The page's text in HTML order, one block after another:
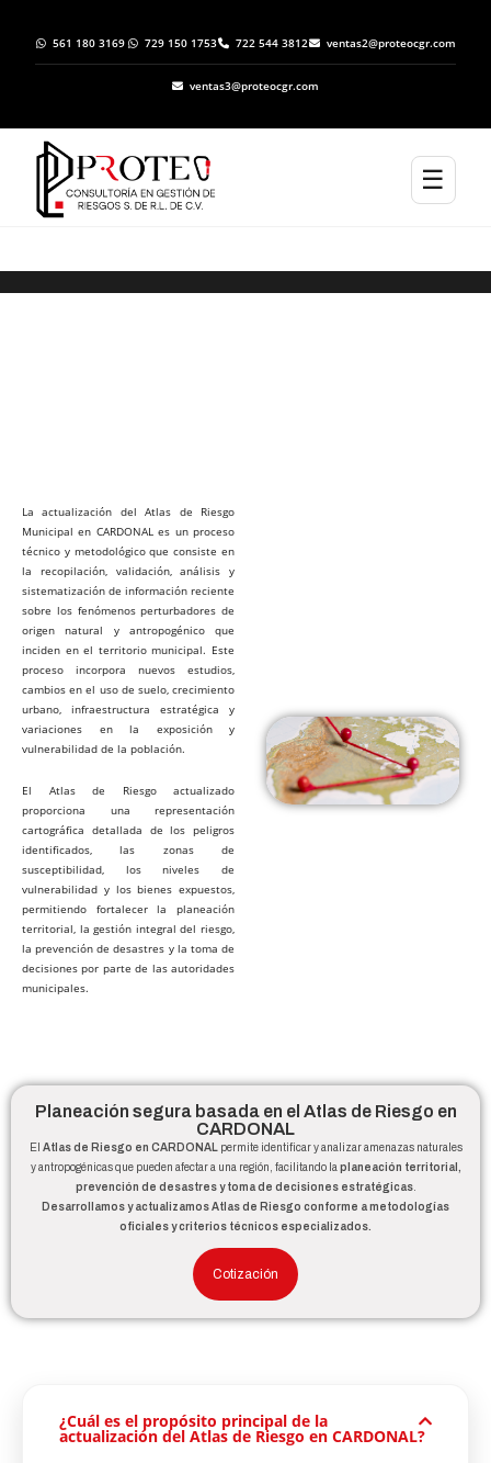
561 180 3169 729 150 1753 722 544 3812 ventas2@proteocgr.com
ventas3@proteocgr.com
☰
La actualización del Atlas de Riesgo
Municipal en CARDONAL es un proceso
técnico y metodológico que consiste en
la recopilación, validación, análisis y
sistematización de información reciente
sobre los fenómenos perturbadores de
origen natural y antropogénico que
inciden en el territorio municipal. Este
proceso incorpora nuevos estudios,
cambios en el uso de suelo, crecimiento
urbano, infraestructura estratégica y
variaciones en la exposición y
vulnerabilidad de la población.
El Atlas de Riesgo actualizado
proporciona una representación
cartográfica detallada de los peligros
identificados, las zonas de
susceptibilidad, los niveles de
vulnerabilidad y los bienes expuestos,
permitiendo fortalecer la planeación
territorial, la gestión integral del riesgo,
la prevención de desastres y la toma de
decisiones por parte de las autoridades
municipales.
Planeación segura basada en el Atlas de Riesgo en
CARDONAL
El Atlas de Riesgo en CARDONAL permite identificar y analizar amenazas naturales
y antropogénicas que pueden afectar a una región, facilitando la planeación territorial,
prevención de desastres y toma de decisiones estratégicas.
Desarrollamos y actualizamos Atlas de Riesgo conforme a metodologías
oficiales y criterios técnicos especializados.
Cotización
¿Cuál es el propósito principal de la
actualización del Atlas de Riesgo en CARDONAL?